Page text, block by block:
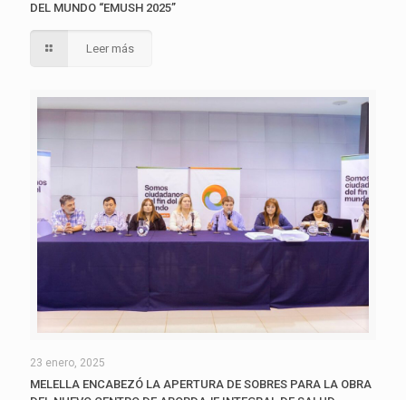
DEL MUNDO “EMUSH 2025”
Leer más
23 enero, 2025
MELELLA ENCABEZÓ LA APERTURA DE SOBRES PARA LA OBRA